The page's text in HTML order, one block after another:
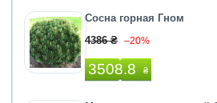
Сосна горная Гном
4386 ₴ –20%
3508.8 ₴